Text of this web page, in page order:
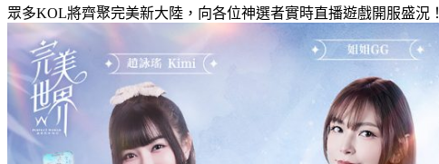
眾多KOL將齊聚完美新大陸，向各位神選者實時直播遊戲開服盛況！